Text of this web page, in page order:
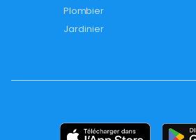
Plombier
Jardinier